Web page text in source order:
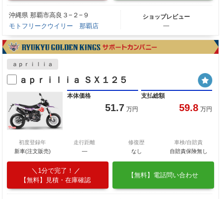
沖縄県 那覇市高良３−２−９
モトフリークウイリー 那覇店
ショップレビュー
―
ａｐｒｉｌｉａ
ａｐｒｉｌｉａ ＳＸ１２５
本体価格
51.7 万円
支払総額
59.8 万円
初度登録年
新車(注文販売)
走行距離
―
修復歴
なし
車検/自賠責
自賠責保険無し
1分で完了！
【無料】見積・在庫確認
【無料】電話問い合わせ